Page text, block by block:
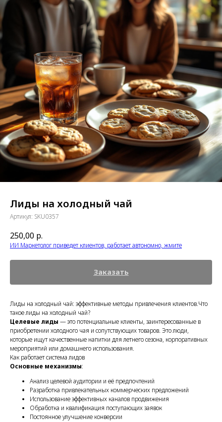
Лиды на холодный чай
Артикул: SKU0357
250,00 р.
ИИ Маркетолог приведет клиентов, работает автономно, жмите
Заказать
Лиды на холодный чай: эффективные методы привлечения клиентов.Что
такое лиды на холодный чай?
Целевые лиды — это потенциальные клиенты, заинтересованные в
приобретении холодного чая и сопутствующих товаров. Это люди,
которые ищут качественные напитки для летнего сезона, корпоративных
мероприятий или домашнего использования.
Как работает система лидов
Основные механизмы:
Анализ целевой аудитории и её предпочтений
Разработка привлекательных коммерческих предложений
Использование эффективных каналов продвижения
Обработка и квалификация поступающих заявок
Постоянное улучшение конверсии